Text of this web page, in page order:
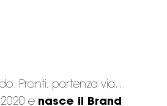
Pronti, partenza via…
e nasce il Brand